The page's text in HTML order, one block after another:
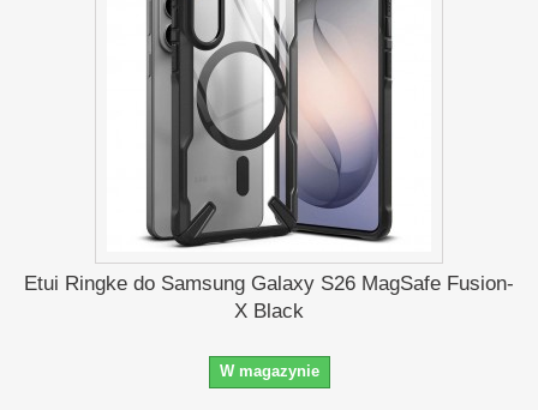
Etui Ringke do Samsung Galaxy S26 MagSafe Fusion-
X Black
W magazynie